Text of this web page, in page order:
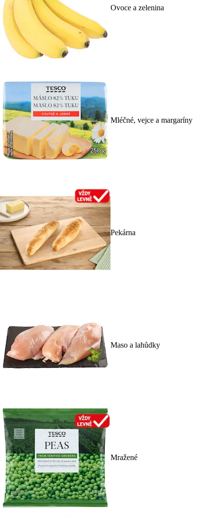
Ovoce a zelenina
Mléčné, vejce a margaríny
Pekárna
Maso a lahůdky
Mražené